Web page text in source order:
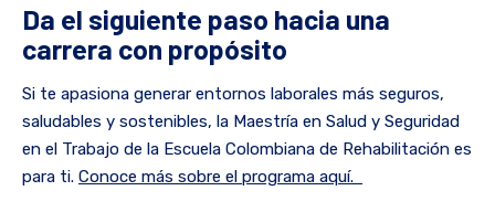
Da el siguiente paso hacia una
carrera con propósito
Si te apasiona generar entornos laborales más seguros,
saludables y sostenibles, la Maestría en Salud y Seguridad
en el Trabajo de la Escuela Colombiana de Rehabilitación es
para ti. Conoce más sobre el programa aquí.